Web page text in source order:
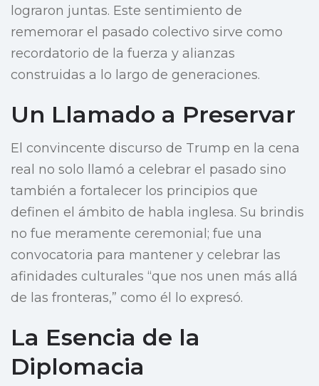
lograron juntas. Este sentimiento de
rememorar el pasado colectivo sirve como
recordatorio de la fuerza y alianzas
construidas a lo largo de generaciones.
Un Llamado a Preservar
El convincente discurso de Trump en la cena
real no solo llamó a celebrar el pasado sino
también a fortalecer los principios que
definen el ámbito de habla inglesa. Su brindis
no fue meramente ceremonial; fue una
convocatoria para mantener y celebrar las
afinidades culturales “que nos unen más allá
de las fronteras,” como él lo expresó.
La Esencia de la
Diplomacia